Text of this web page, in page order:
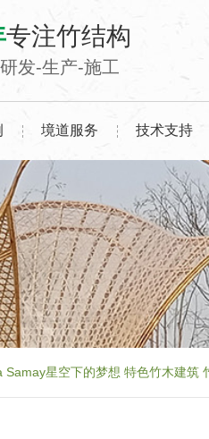
专注竹结构
发-生产-施工
境道服务 技术支持
Samay星空下的梦想 特色竹木建筑